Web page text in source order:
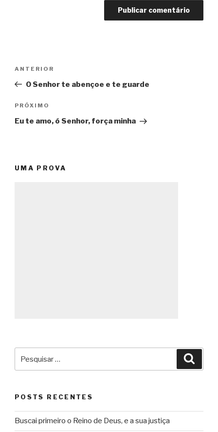
Post
Post
anterior
ANTERIOR
O Senhor te abençoe e te guarde
Próximo
post
PRÓXIMO
Eu te amo, ó Senhor, força minha
UMA PROVA
por:
POSTS RECENTES
Buscai primeiro o Reino de Deus, e a sua justiça